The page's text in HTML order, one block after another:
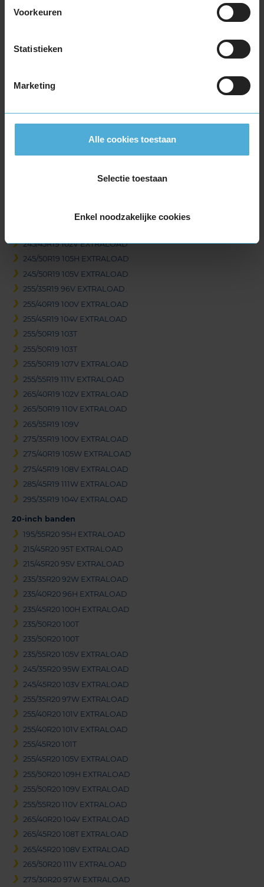
Voorkeuren
Statistieken
Marketing
Alle cookies toestaan
Selectie toestaan
Enkel noodzakelijke cookies
225/55R19 103V EXTRALOAD
235/50R19 103V EXTRALOAD
235/55R19 101T
235/55R19 105V EXTRALOAD
245/40R19 98H EXTRALOAD
245/45R19 102V EXTRALOAD
245/50R19 105H EXTRALOAD
245/50R19 105V EXTRALOAD
255/35R19 96V EXTRALOAD
255/40R19 100V EXTRALOAD
255/45R19 104V EXTRALOAD
255/50R19 103T
255/50R19 103T
255/50R19 107V EXTRALOAD
255/55R19 111V EXTRALOAD
265/40R19 102V EXTRALOAD
265/50R19 110V EXTRALOAD
265/55R19 109V
275/35R19 100V EXTRALOAD
275/40R19 105W EXTRALOAD
275/45R19 108V EXTRALOAD
285/45R19 111W EXTRALOAD
295/35R19 104V EXTRALOAD
20-inch banden
195/55R20 95H EXTRALOAD
215/45R20 95T EXTRALOAD
215/45R20 95V EXTRALOAD
235/35R20 92W EXTRALOAD
235/40R20 96H EXTRALOAD
235/45R20 100H EXTRALOAD
235/50R20 100T
235/50R20 100T
235/55R20 105V EXTRALOAD
245/35R20 95W EXTRALOAD
245/45R20 103V EXTRALOAD
255/35R20 97W EXTRALOAD
255/40R20 101V EXTRALOAD
255/40R20 101V EXTRALOAD
255/45R20 101T
255/45R20 105V EXTRALOAD
255/50R20 109H EXTRALOAD
255/50R20 109V EXTRALOAD
255/55R20 110V EXTRALOAD
265/40R20 104V EXTRALOAD
265/45R20 108T EXTRALOAD
265/45R20 108V EXTRALOAD
265/50R20 111V EXTRALOAD
275/30R20 97W EXTRALOAD